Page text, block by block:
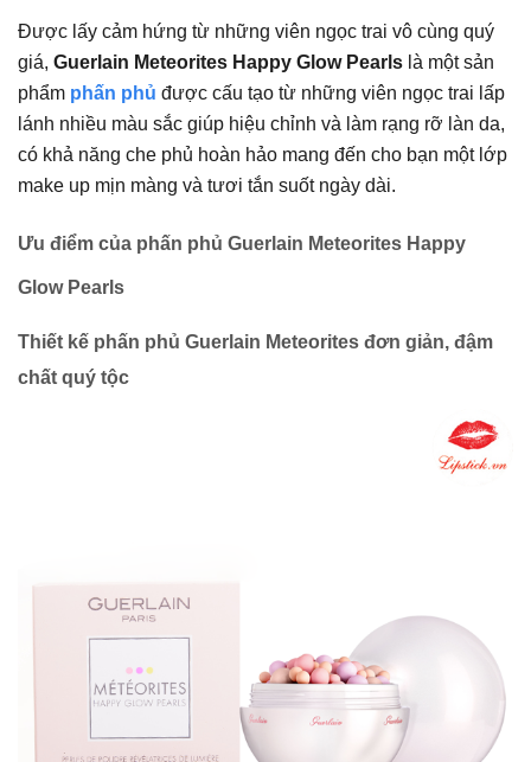
Được lấy cảm hứng từ những viên ngọc trai vô cùng quý
giá, Guerlain Meteorites Happy Glow Pearls là một sản
phẩm phấn phủ được cấu tạo từ những viên ngọc trai lấp
lánh nhiều màu sắc giúp hiệu chỉnh và làm rạng rỡ làn da,
có khả năng che phủ hoàn hảo mang đến cho bạn một lớp
make up mịn màng và tươi tắn suốt ngày dài.
Ưu điểm của phấn phủ Guerlain Meteorites Happy
Glow Pearls
Thiết kế phấn phủ Guerlain Meteorites đơn giản, đậm
chất quý tộc